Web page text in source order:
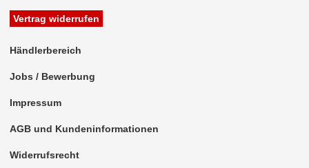
Antennenstab
Aux-In-Adapter
Bluetooth
Vertrag widerrufen
Händlerbereich
Jobs / Bewerbung
Impressum
AGB und Kundeninformationen
Widerrufsrecht